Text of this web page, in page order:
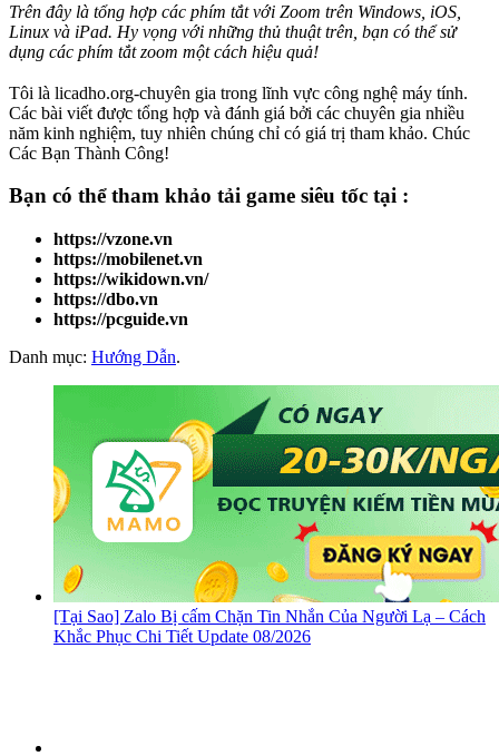
Trên đây là tổng hợp các phím tắt với Zoom trên Windows, iOS,
Linux và iPad. Hy vọng với những thủ thuật trên, bạn có thể sử
dụng các phím tắt zoom một cách hiệu quả!
Tôi là licadho.org-chuyên gia trong lĩnh vực công nghệ máy tính.
Các bài viết được tổng hợp và đánh giá bởi các chuyên gia nhiều
năm kinh nghiệm, tuy nhiên chúng chỉ có giá trị tham khảo. Chúc
Các Bạn Thành Công!
Bạn có thể tham khảo tải game siêu tốc tại :
https://vzone.vn
https://mobilenet.vn
https://wikidown.vn/
https://dbo.vn
https://pcguide.vn
Danh mục: Hướng Dẫn.
[Tại Sao] Zalo Bị cấm Chặn Tin Nhắn Của Người Lạ – Cách
Khắc Phục Chi Tiết Update 08/2026